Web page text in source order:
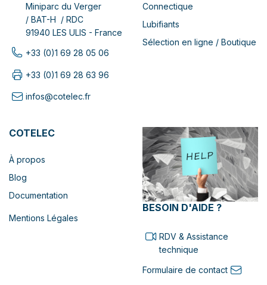
Miniparc du Verger
/ BAT-H / RDC
91940 LES ULIS - France
+33 (0)1 69 28 05 06
+33 (0)1 69 28 63 96
infos@cotelec.fr
Connectique
Lubifiants
Sélection en ligne / Boutique
COTELEC
À propos
Blog
Documentation
Mentions Légales
BESOIN D'AIDE ?
RDV & Assistance
technique
Formulaire de contact